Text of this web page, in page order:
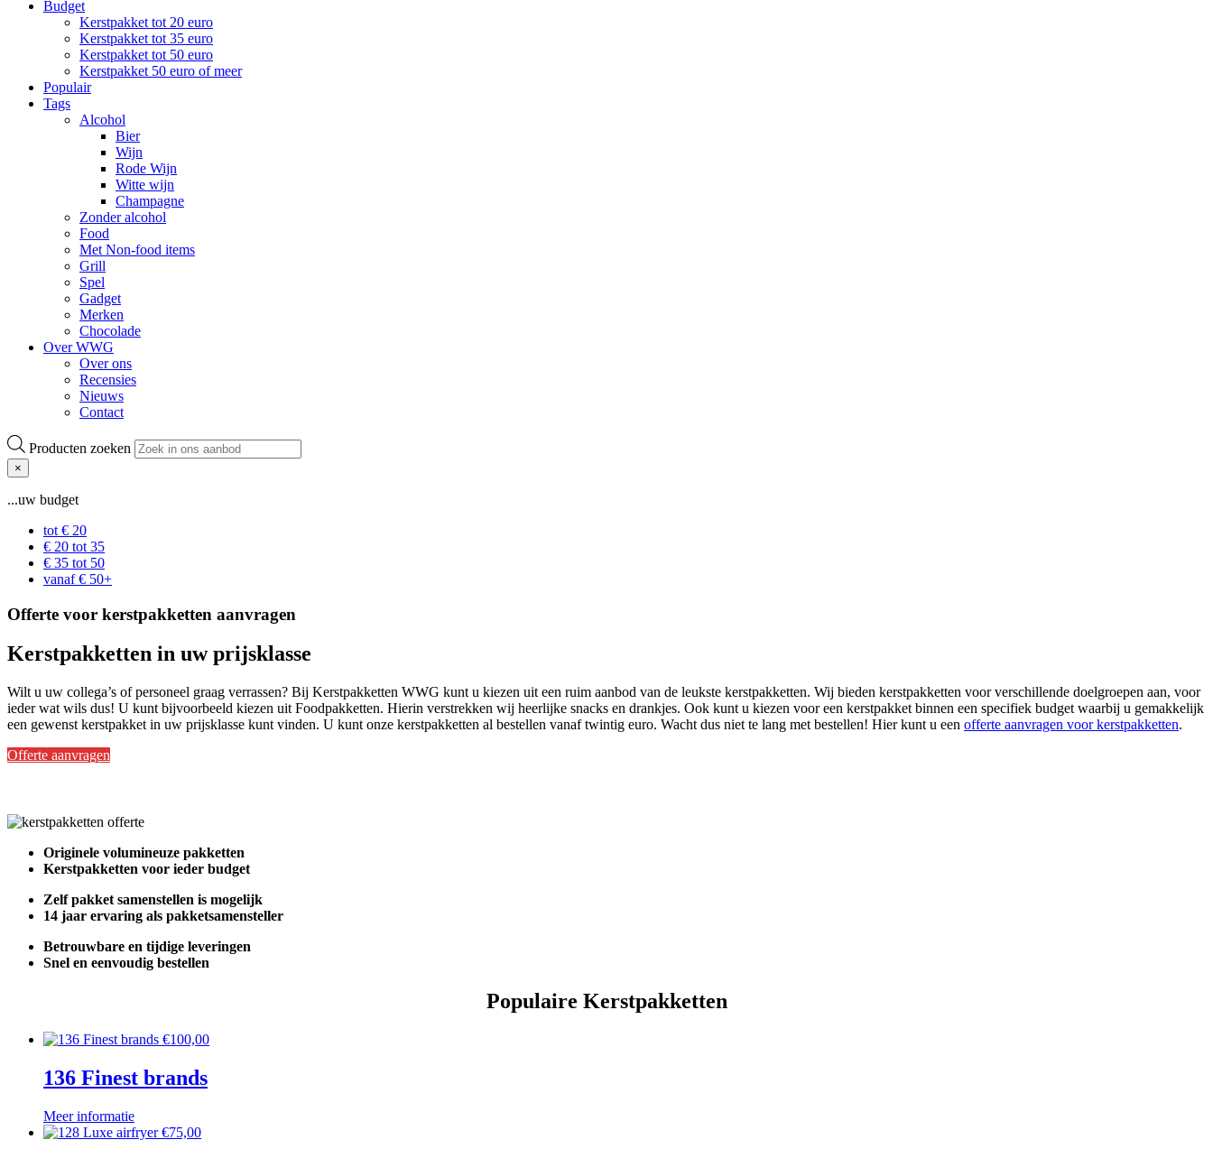
Budget
Kerstpakket tot 20 euro
Kerstpakket tot 35 euro
Kerstpakket tot 50 euro
Kerstpakket 50 euro of meer
Populair
Tags
Alcohol
Bier
Wijn
Rode Wijn
Witte wijn
Champagne
Zonder alcohol
Food
Met Non-food items
Grill
Spel
Gadget
Merken
Chocolade
Over WWG
Over ons
Recensies
Nieuws
Contact
Producten zoeken
×
...uw budget
tot € 20
€ 20 tot 35
€ 35 tot 50
vanaf € 50+
Offerte voor kerstpakketten aanvragen
Kerstpakketten in uw prijsklasse
Wilt u uw collega’s of personeel graag verrassen? Bij Kerstpakketten WWG kunt u kiezen uit een ruim aanbod van de leukste kerstpakketten. Wij bieden kerstpakketten voor verschillende doelgroepen aan, voor
ieder wat wils dus! U kunt bijvoorbeeld kiezen uit Foodpakketten. Hierin verstrekken wij heerlijke snacks en drankjes. Ook kunt u kiezen voor een kerstpakket binnen een specifiek budget waarbij u gemakkelijk
een gewenst kerstpakket in uw prijsklasse kunt vinden. U kunt onze kerstpakketten al bestellen vanaf twintig euro. Wacht dus niet te lang met bestellen! Hier kunt u een offerte aanvragen voor kerstpakketten.
Offerte aanvragen
Originele volumineuze pakketten
Kerstpakketten voor ieder budget
Zelf pakket samenstellen is mogelijk
14 jaar ervaring als pakketsamensteller
Betrouwbare en tijdige leveringen
Snel en eenvoudig bestellen
Populaire Kerstpakketten
€100,00
136 Finest brands
Meer informatie
€75,00